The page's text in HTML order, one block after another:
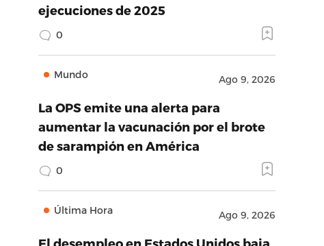
ejecuciones de 2025
0
Mundo Ago 9, 2026
La OPS emite una alerta para
aumentar la vacunación por el brote
de sarampión en América
0
Última Hora Ago 9, 2026
El desempleo en Estados Unidos baja